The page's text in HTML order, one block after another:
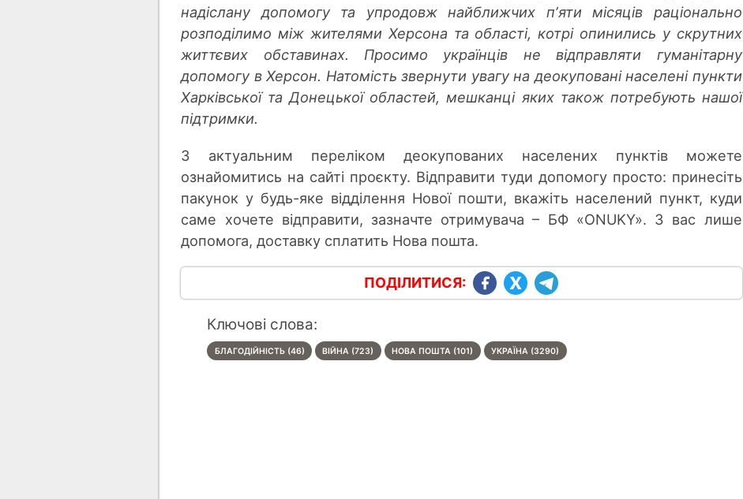
надіслану допомогу та упродовж найближчих пʼяти місяців раціонально
розподілимо між жителями Херсона та області, котрі опинились у скрутних
життєвих обставинах. Просимо українців не відправляти гуманітарну
допомогу в Херсон. Натомість звернути увагу на деокуповані населені пункти
Харківської та Донецької областей, мешканці яких також потребують нашої
підтримки.
З актуальним переліком деокупованих населених пунктів можете
ознайомитись на сайті проєкту. Відправити туди допомогу просто: принесіть
пакунок у будь-яке відділення Нової пошти, вкажіть населений пункт, куди
саме хочете відправити, зазначте отримувача – БФ «ONUKY». З вас лише
допомога, доставку сплатить Нова пошта.
ПОДІЛИТИСЯ:
Ключові слова:
БЛАГОДІЙНІСТЬ (46) ВІЙНА (723) НОВА ПОШТА (101) УКРАЇНА (3290)